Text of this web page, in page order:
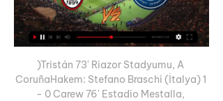
)Tristán 73' Riazor Stadyumu, A
CoruñaHakem: Stefano Braschi (İtalya) 1
- 0 Carew 76' Estadio Mestalla,